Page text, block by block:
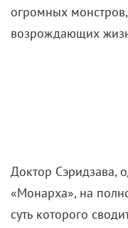
Джонсон в одном
«Мир Юрского